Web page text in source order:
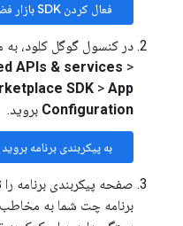
فعال کردن SDK بازار فضای کاری گوگل
در کنسول گوگل کلود، به
APIs & services >
SDK > App
Configuration بروید.
به پیکربندی برنامه بروید
صفحه پیکربندی برنامه
برنامه چت شما به